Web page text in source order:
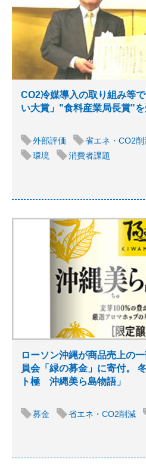
CO2冷媒導入の取り組み等
い大賞」"食料産業局長賞"
外部評価 省エネ・CO2削
環境
消費者課題
ローソン沖縄が商品売上の
員会「緑の募金」に寄付。
ト極 沖縄美ら島物語」
募金 省エネ・CO2削減